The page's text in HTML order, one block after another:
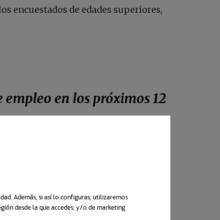
Además, si así lo configuras, utilizaremos
desde la que accedes; y/o de marketing
pestaña nueva
encuestados de edades superiores,
en los próximos 12
en cuestiones sociales